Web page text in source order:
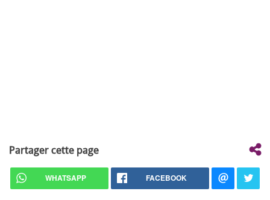
Partager cette page
WHATSAPP FACEBOOK